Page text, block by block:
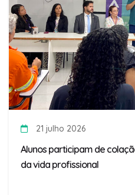
21 julho 2026
Alunos participam de
da vida profissional